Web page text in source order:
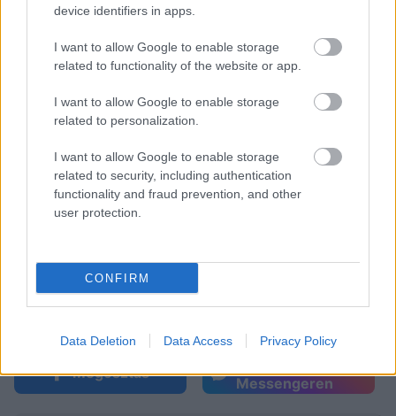
device identifiers in apps.
I want to allow Google to enable storage
related to functionality of the website or app.
I want to allow Google to enable storage
related to personalization.
I want to allow Google to enable storage
related to security, including authentication
functionality and fraud prevention, and other
user protection.
CONFIRM
Data Deletion Data Access Privacy Policy
Megosztás
Messengeren